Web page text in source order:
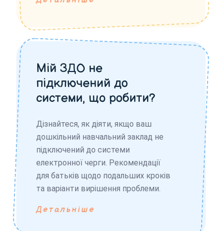
Мій ЗДО не
підключений до
системи, що робити?
Дізнайтеся, як діяти, якщо ваш
дошкільний навчальний заклад не
підключений до системи
електронної черги. Рекомендації
для батьків щодо подальших кроків
та варіанти вирішення проблеми.
Детальніше